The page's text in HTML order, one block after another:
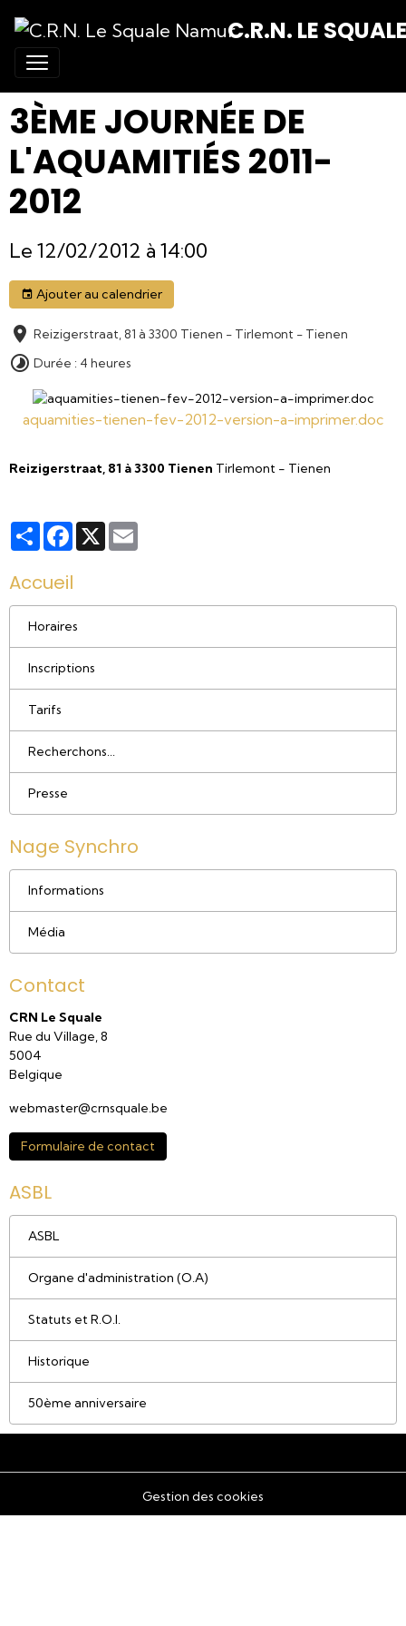
C.R.N. LE
3ÈME JOURNÉE DE
L'AQUAMITIÉS 2011-
2012
Le 12/02/2012 à 14:00
Ajouter au calendrier
Reizigerstraat, 81 à 3300 Tienen - Tirlemont - Tienen
Durée : 4 heures
aquamities-tienen-fev-2012-version-a-imprimer.doc
Reizigerstraat, 81 à 3300 Tienen Tirlemont - Tienen
PartagerFacebook
X
Accueil
Horaires
Inscriptions
Tarifs
Recherchons...
Presse
Nage Synchro
Informations
Média
Contact
CRN Le Squale
Rue du Village, 8
5004
Belgique
webmaster@crnsquale.be
Formulaire de contact
ASBL
ASBL
Organe d'administration (O.A)
Statuts et R.O.I.
Historique
50ème anniversaire
Gestion des cookies